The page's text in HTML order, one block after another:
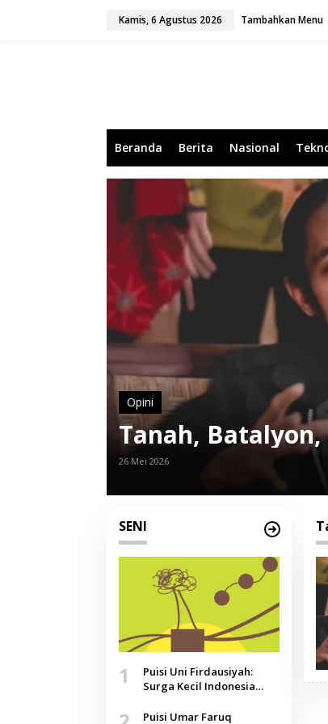
Kamis, 6 Agustus 2026 Tambahkan Menu
Beranda Berita Nasional
Opini
Tanah,
26 Mei 2026
SENI
1
Puisi Uni Firdausiyah:
Surga Kecil Indonesia
Doa yang Jauh, Narasi
Puisi Umar Faruq